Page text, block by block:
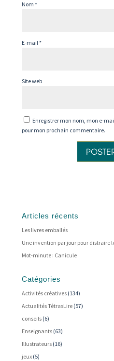
Nom *
E-mail*
Site web
Enregistrer mon nom, mon e-
pour mon prochain commentaire.
Articles récents
Les livres emballés
Une invention par jour pour distraire
Mot-minute : Canicule
Catégories
Activités créatives(134)
Actualités TétrasLire(57)
conseils(6)
Enseignants(63)
Illustrateurs(16)
jeux(5)